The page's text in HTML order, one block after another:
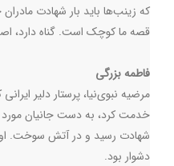
که زینب‌ها باید بار شهادت
قصه ما کوچک است. گناه دارد،
فاطمه بزرگی
مرضیه نبوی‌نیا، پرستار دلیر
خدمت کرد، به دست جانیان مورد
شهادت رسید و در آتش سوخت. او
دشوار بود.